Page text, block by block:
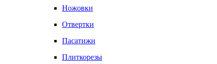
Ножовки
Отвертки
Пасатижи
Плиткорезы